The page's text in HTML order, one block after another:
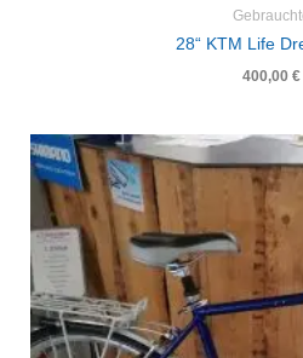
28“ KTM Life
400,00 €